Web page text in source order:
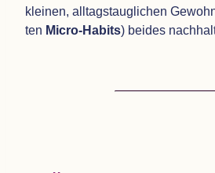
klei­nen, all­tags­taug­li­chen
ten Micro-Habits) bei­des